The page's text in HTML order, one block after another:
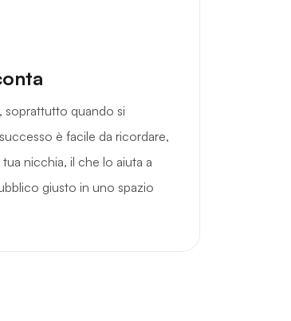
soprattutto quando si
è facile da ricordare,
nicchia, il che lo aiuta a
giusto in uno spazio